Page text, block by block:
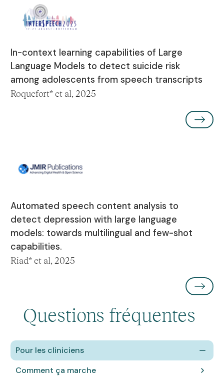
In-context learning capabilities of Large
Language Models to detect suicide risk
among adolescents from speech transcripts
Roquefort* et al, 2025
Automated speech content analysis to
detect depression with large language
models: towards multilingual and few-shot
capabilities.
Riad* et al, 2025
Questions fréquentes
Pour les cliniciens
Comment ça marche